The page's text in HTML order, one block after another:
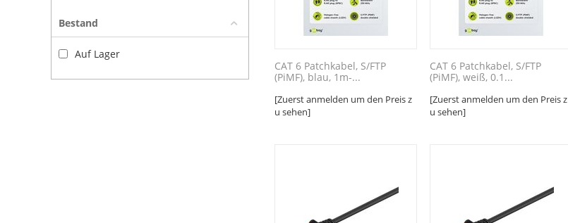
Bestand
Auf Lager
CAT 6 Patchkabel, S/FTP
(PiMF), blau, 1m-...
[Zuerst anmelden um den Preis z
u sehen]
CAT 6 Patchkabel, S/FTP
(PiMF), weiß, 0.1...
[Zuerst anmelden um den Preis z
u sehen]